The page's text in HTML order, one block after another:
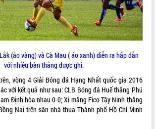
để phát.
(áo vàng) và Cà Mau ( áo xanh) diễn ra hấp dẫn
với nhiều bàn thắng được ghi.
vòng 4 Giải Bóng đá Hạng Nhất quốc gia 2016
với kết quả như sau: CLB Bóng đá Huế thắng Phú
Định hòa nhau 0-0; Xi măng Fico Tây Ninh thắng
Nai trên sân nhà thua Thành phố Hồ Chí Minh